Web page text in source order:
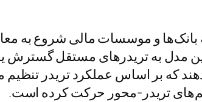
بانک‌ها و موسسات مالی شروع به
این مدل به تریدرهای مستقل
که بر اساس عملکرد تریدر
تریدر-محور حرکت کرده است.